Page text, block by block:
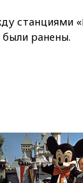
станциями
были ранены.